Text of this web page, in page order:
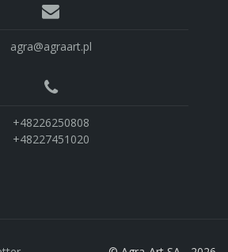
agra@agraart.pl
+48226250808
+48227451020